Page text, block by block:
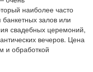
наиболее часто
залов или
свадебных церемоний,
вечеров. Цена
и обработкой